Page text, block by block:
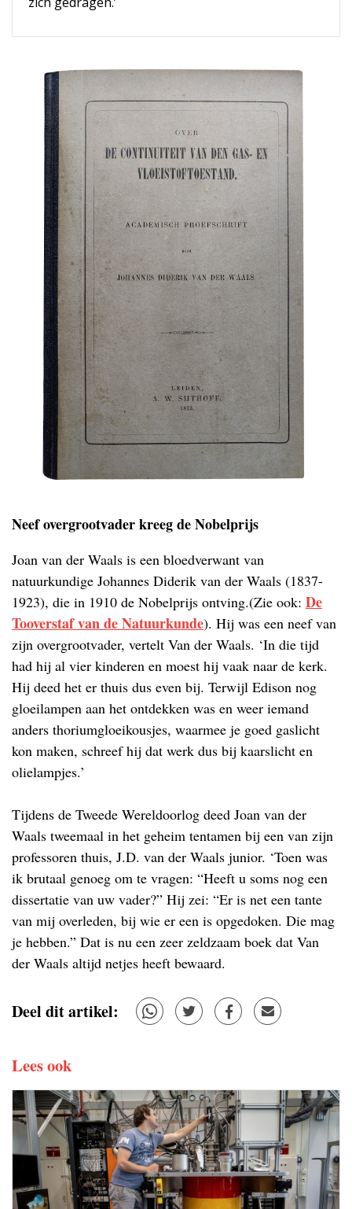
Neef overgrootvader kreeg de Nobelprijs
Joan van der Waals is een bloedverwant van
natuurkundige Johannes Diderik van der Waals (1837-
1923), die in 1910 de Nobelprijs ontving.(Zie ook: De
Tooverstaf van de Natuurkunde). Hij was een neef van
zijn overgrootvader, vertelt Van der Waals. ‘In die tijd
had hij al vier kinderen en moest hij vaak naar de kerk.
Hij deed het er thuis dus even bij. Terwijl Edison nog
gloeilampen aan het ontdekken was en weer iemand
anders thoriumgloeikousjes, waarmee je goed gaslicht
kon maken, schreef hij dat werk dus bij kaarslicht en
olielampjes.’
Tijdens de Tweede Wereldoorlog deed Joan van der
Waals tweemaal in het geheim tentamen bij een van zijn
professoren thuis, J.D. van der Waals junior. ‘Toen was
ik brutaal genoeg om te vragen: “Heeft u soms nog een
dissertatie van uw vader?” Hij zei: “Er is net een tante
van mij overleden, bij wie er een is opgedoken. Die mag
je hebben.” Dat is nu een zeer zeldzaam boek dat Van
der Waals altijd netjes heeft bewaard.
Deel dit artikel:
Lees ook